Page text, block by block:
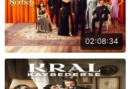
02:08:34